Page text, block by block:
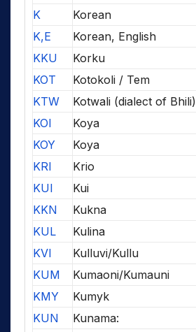
K
Korean
K,E
Korean, English
KKU
Korku
KOT
Kotokoli / Tem
KTW
Kotwali (dialect of Bhili)
KOI
Koya
KOY
Koya
KRI
Krio
KUI
Kui
KKN
Kukna
KUL
Kulina
KVI
Kulluvi/Kullu
KUM
Kumaoni/Kumauni
KMY
Kumyk
KUN
Kunama: